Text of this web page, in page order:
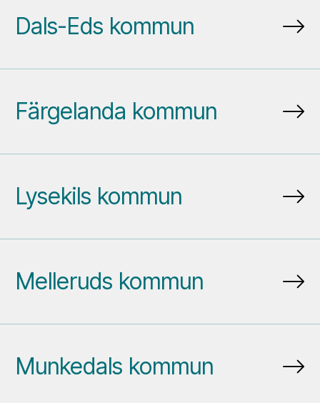
Dals-Eds kommun
Färgelanda kommun
Lysekils kommun
Melleruds kommun
Munkedals kommun